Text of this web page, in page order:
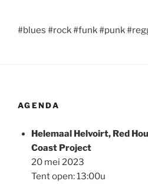
#blues #rock #funk #punk
AGENDA
Helemaal Helvoirt, Red
Coast Project
20 mei 2023
Tent open: 13:00u